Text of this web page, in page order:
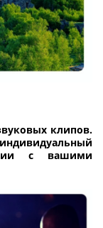
клипов.
с вашими